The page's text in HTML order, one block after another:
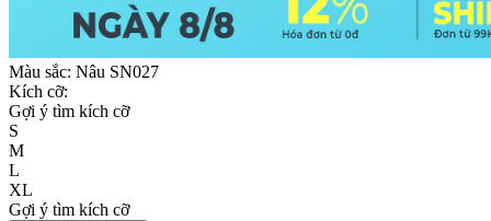
Màu sắc: Nâu SN027
Kích cỡ:
Gợi ý tìm kích cỡ
S
M
L
XL
Gợi ý tìm kích cỡ